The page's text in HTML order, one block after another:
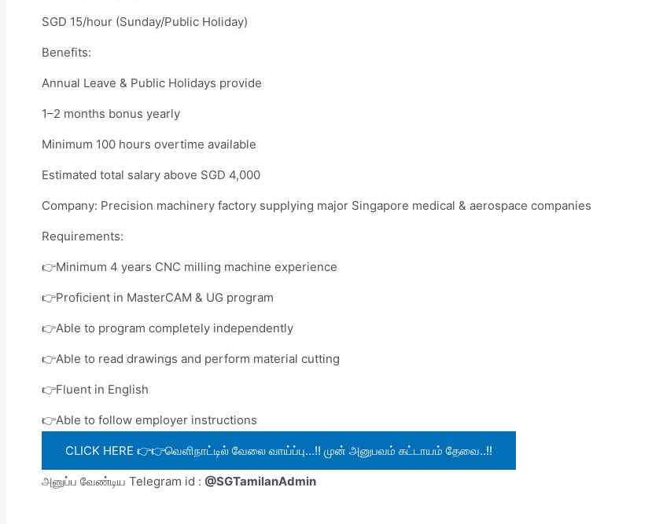
SGD 15/hour (Sunday/Public Holiday)
Benefits:
Annual Leave & Public Holidays provide
1–2 months bonus yearly
Minimum 100 hours overtime available
Estimated total salary above SGD 4,000
Company: Precision machinery factory supplying major Singapore medical & aerospace companies
Requirements:
👉Minimum 4 years CNC milling machine experience
👉Proficient in MasterCAM & UG program
👉Able to program completely independently
👉Able to read drawings and perform material cutting
👉Fluent in English
👉Able to follow employer instructions
CLICK HERE 👉👉வெளிநாட்டில் வேலை வாய்ப்பு…!! முன் அனுபவம் கட்டாயம் தேவை..!!
அனுப்ப வேண்டிய Telegram id : @SGTamilanAdmin